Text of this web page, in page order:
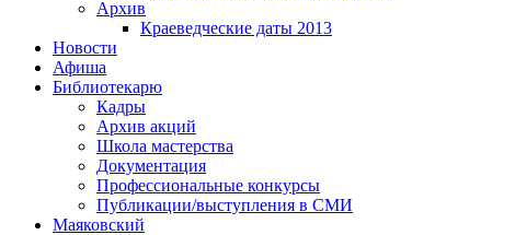
Архив
Краеведческие даты 2013
Новости
Афиша
Библиотекарю
Кадры
Архив акций
Школа мастерства
Документация
Профессиональные конкурсы
Публикации/выступления в СМИ
Маяковский